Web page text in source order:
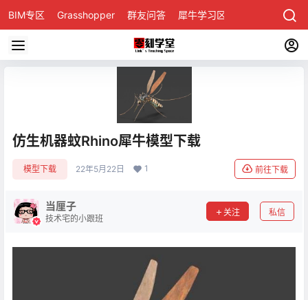
BIM专区 Grasshopper 群友问答 犀牛学习区
仿生机器蚊Rhino犀牛模型下载
模型下载 22年5月22日 1 前往下载
当厘子
技术宅的小跟班
关注 私信